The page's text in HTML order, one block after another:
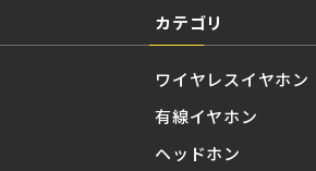
カテゴリ
ワイヤレスイヤホン
有線イヤホン
ヘッドホン